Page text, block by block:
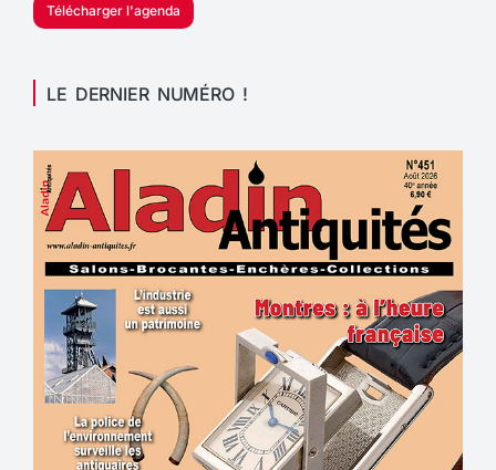
Télécharger l'agenda
LE DERNIER NUMÉRO !